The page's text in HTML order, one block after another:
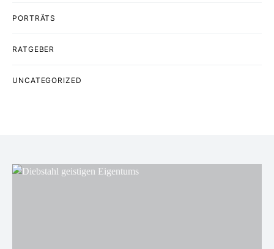
PORTRÄTS
RATGEBER
UNCATEGORIZED